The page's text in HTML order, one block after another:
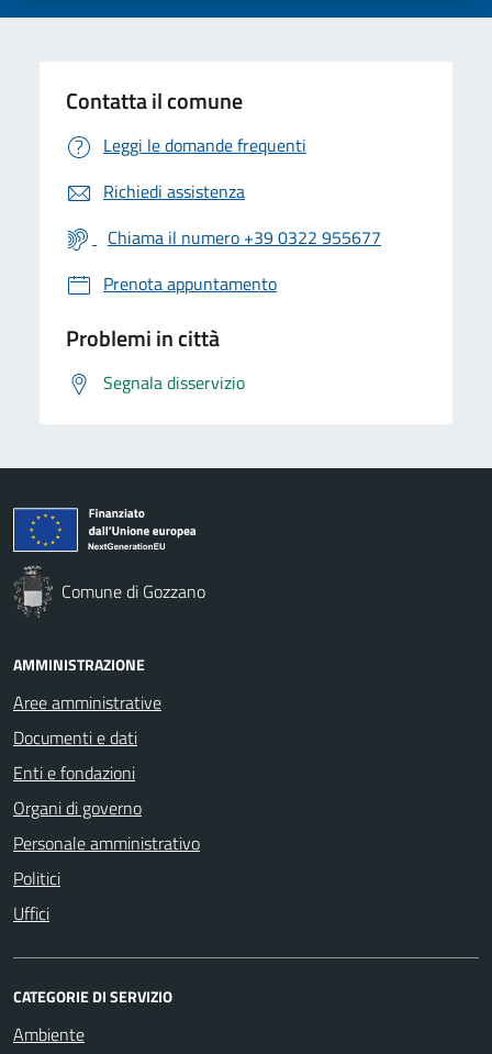
Contatta il comune
Leggi le domande frequenti
Richiedi assistenza
Chiama il numero +39 0322 955677
Prenota appuntamento
Problemi in città
Segnala disservizio
Comune di Gozzano
AMMINISTRAZIONE
Aree amministrative
Documenti e dati
Enti e fondazioni
Organi di governo
Personale amministrativo
Politici
Uffici
CATEGORIE DI SERVIZIO
Ambiente